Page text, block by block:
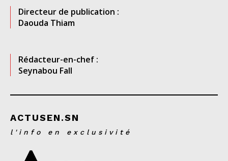
Directeur de publication :
Daouda Thiam
Rédacteur-en-chef :
Seynabou Fall
ACTUSEN.SN
l'info en exclusivité